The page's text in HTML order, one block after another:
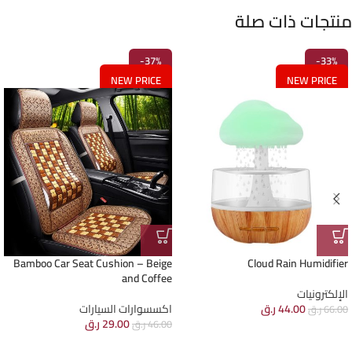
منتجات ذات صلة
-33%
NEW PRICE
Cloud Rain Humidifier
الإلكترونيات
66.00ر.ق44.00ر.ق
-37%
NEW PRICE
Bamboo Car Seat Cushion – Beige
and Coffee
اكسسوارات السيارات
46.00ر.ق29.00ر.ق